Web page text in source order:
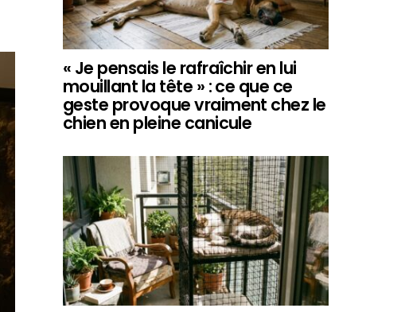
« Je pensais le rafraîchir en lui
mouillant la tête » : ce que ce
geste provoque vraiment chez le
chien en pleine canicule